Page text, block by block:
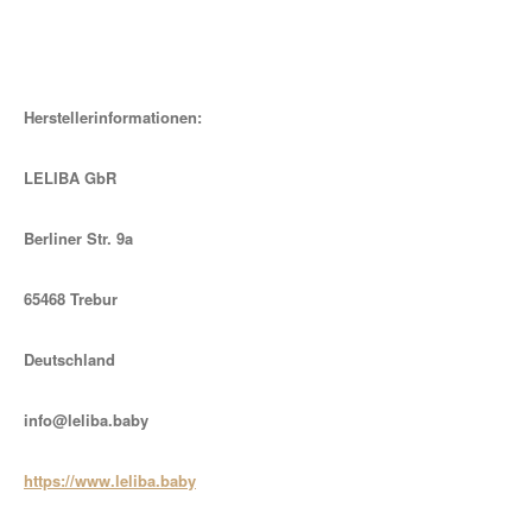
Herstellerinformationen:
LELIBA GbR
Berliner Str. 9a
65468 Trebur
Deutschland
info@leliba.baby
https://www.leliba.baby